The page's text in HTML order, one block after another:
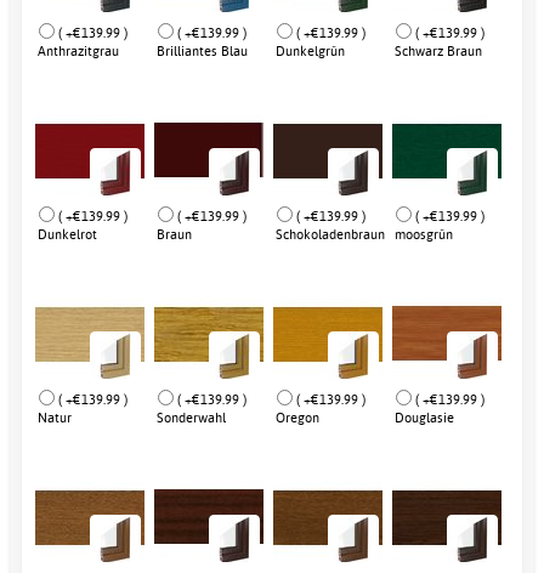
( +€139.99 )
Anthrazitgrau
( +€139.99 )
Brilliantes Blau
( +€139.99 )
Dunkelgrün
( +€139.99 )
Schwarz Braun
( +€139.99 )
Dunkelrot
( +€139.99 )
Braun
( +€139.99 )
Schokoladenbraun
( +€139.99 )
moosgrün
( +€139.99 )
Natur
( +€139.99 )
Sonderwahl
( +€139.99 )
Oregon
( +€139.99 )
Douglasie